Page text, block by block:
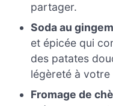
partager.
Soda au
et épicée qui
des patates
légèreté à votre
Fromage de